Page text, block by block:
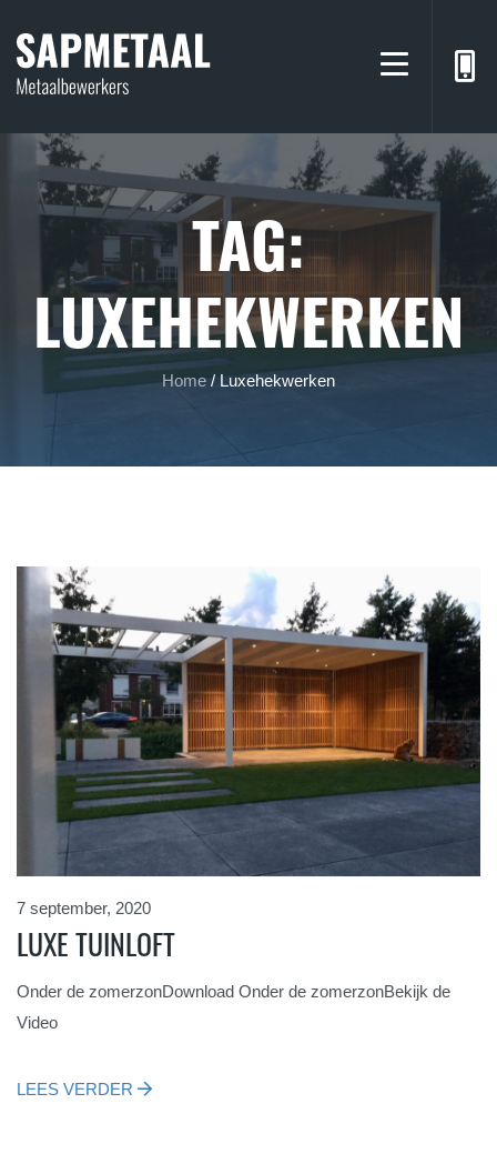
TAG:
LUXEHEKWERKEN
Home/Luxehekwerken
7 september, 2020
LUXE TUINLOFT
Onder de zomerzonDownload Onder de zomerzonBekijk de
Video
LEES VERDER